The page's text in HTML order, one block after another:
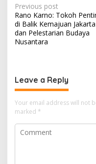
P
o
s
a
v
i
g
a
Previous post
Rano Karno: Tokoh
di Balik Kemajuan Jakarta
dan Pelestarian Budaya
Nusantara
Leave a Reply
Your email address will not
marked *